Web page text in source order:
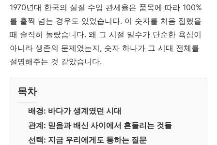
1970년대 한국의 실질 수입 관세율은 품목에 따라 100%
를 훌쩍 넘는 경우도 있었습니다. 이 숫자를 처음 접했을
때 솔직히 놀랐습니다. 왜 그 시절 밀수가 단순한 욕심이
아니라 생존의 문제였는지, 숫자 하나가 그 시대 전체를
설명해주는 것 같았습니다.
목차
배경: 바다가 생계였던 시대
관계: 믿음과 배신 사이에서 흔들리는 것들
선택: 지금 우리에게도 통하는 질문